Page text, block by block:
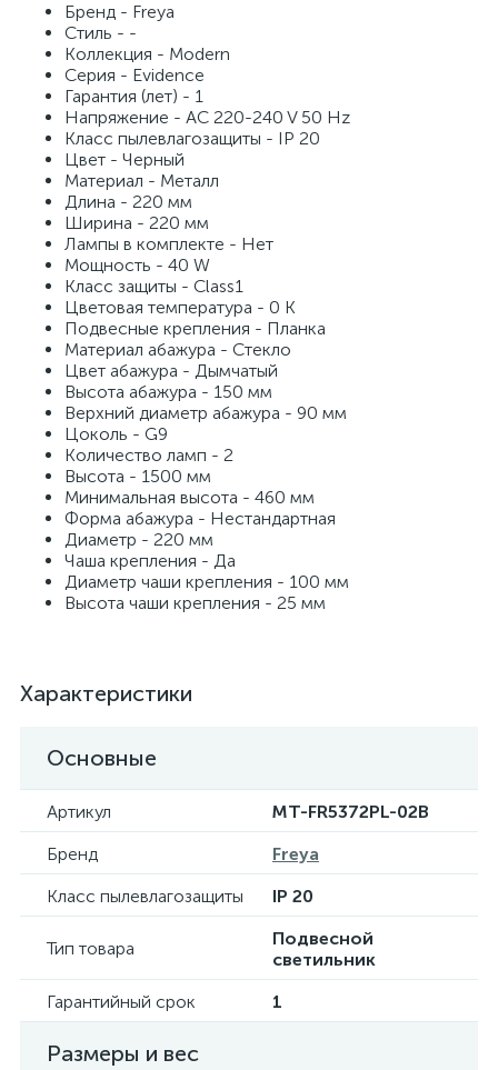
Бренд - Freya
Стиль - -
Коллекция - Modern
Серия - Evidence
Гарантия (лет) - 1
Напряжение - AC 220-240 V 50 Hz
Класс пылевлагозащиты - IP 20
Цвет - Черный
Материал - Металл
Длина - 220 мм
Ширина - 220 мм
Лампы в комплекте - Нет
Мощность - 40 W
Класс защиты - Class1
Цветовая температура - 0 K
Подвесные крепления - Планка
Материал абажура - Стекло
Цвет абажура - Дымчатый
Высота абажура - 150 мм
Верхний диаметр абажура - 90 мм
Цоколь - G9
Количество ламп - 2
Высота - 1500 мм
Минимальная высота - 460 мм
Форма абажура - Нестандартная
Диаметр - 220 мм
Чаша крепления - Да
Диаметр чаши крепления - 100 мм
Высота чаши крепления - 25 мм
Характеристики
Основные
Артикул
MT-FR5372PL-02B
Бренд
Freya
Класс пылевлагозащиты
IP 20
Тип товара
Подвесной
светильник
Гарантийный срок
1
Размеры и вес